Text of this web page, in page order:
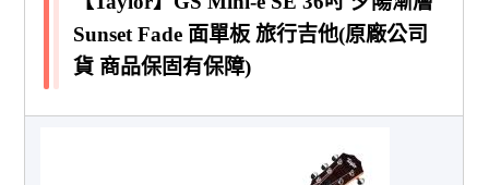
Sunset Fade 面單板 旅行吉他(原廠公司
貨 商品保固有保障)